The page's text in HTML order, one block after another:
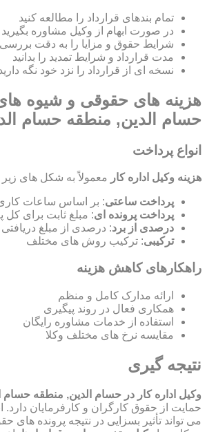
تمام بندهای قرارداد را مطالعه کنید
در صورت ابهام از وکیل مشاوره بگیرید
شرایط حقوق و مزایا را به دقت بررسی
مدت قرارداد و شرایط تمدید را بدانید
نسخه ای از قرارداد را نزد خود نگه
هزینه های حقوقی و شیوه
حسام الدین, منطقه حسام
انواع پرداخت
هزینه وکیل اداره کار معمولاً به شکل های
پرداخت ساعتی: بر اساس ساعات
پرداخت پرونده ای: مبلغ ثابت برای کل
درصدی از برد: درصدی از مبلغ دریافتی
ترکیبی: ترکیب روش های مختلف
راهکارهای کاهش هزینه
ارائه مدارک کامل و منظم
همکاری فعال در روند پیگیری
استفاده از خدمات مشاوره رایگان
مقایسه نرخ های مختلف وکلا
نتیجه گیری
وکیل اداره کار در حسام الدین, منطقه حسام
حمایت از حقوق کارگران و کارفرمایان
می تواند تأثیر بسزایی در نتیجه پرونده های